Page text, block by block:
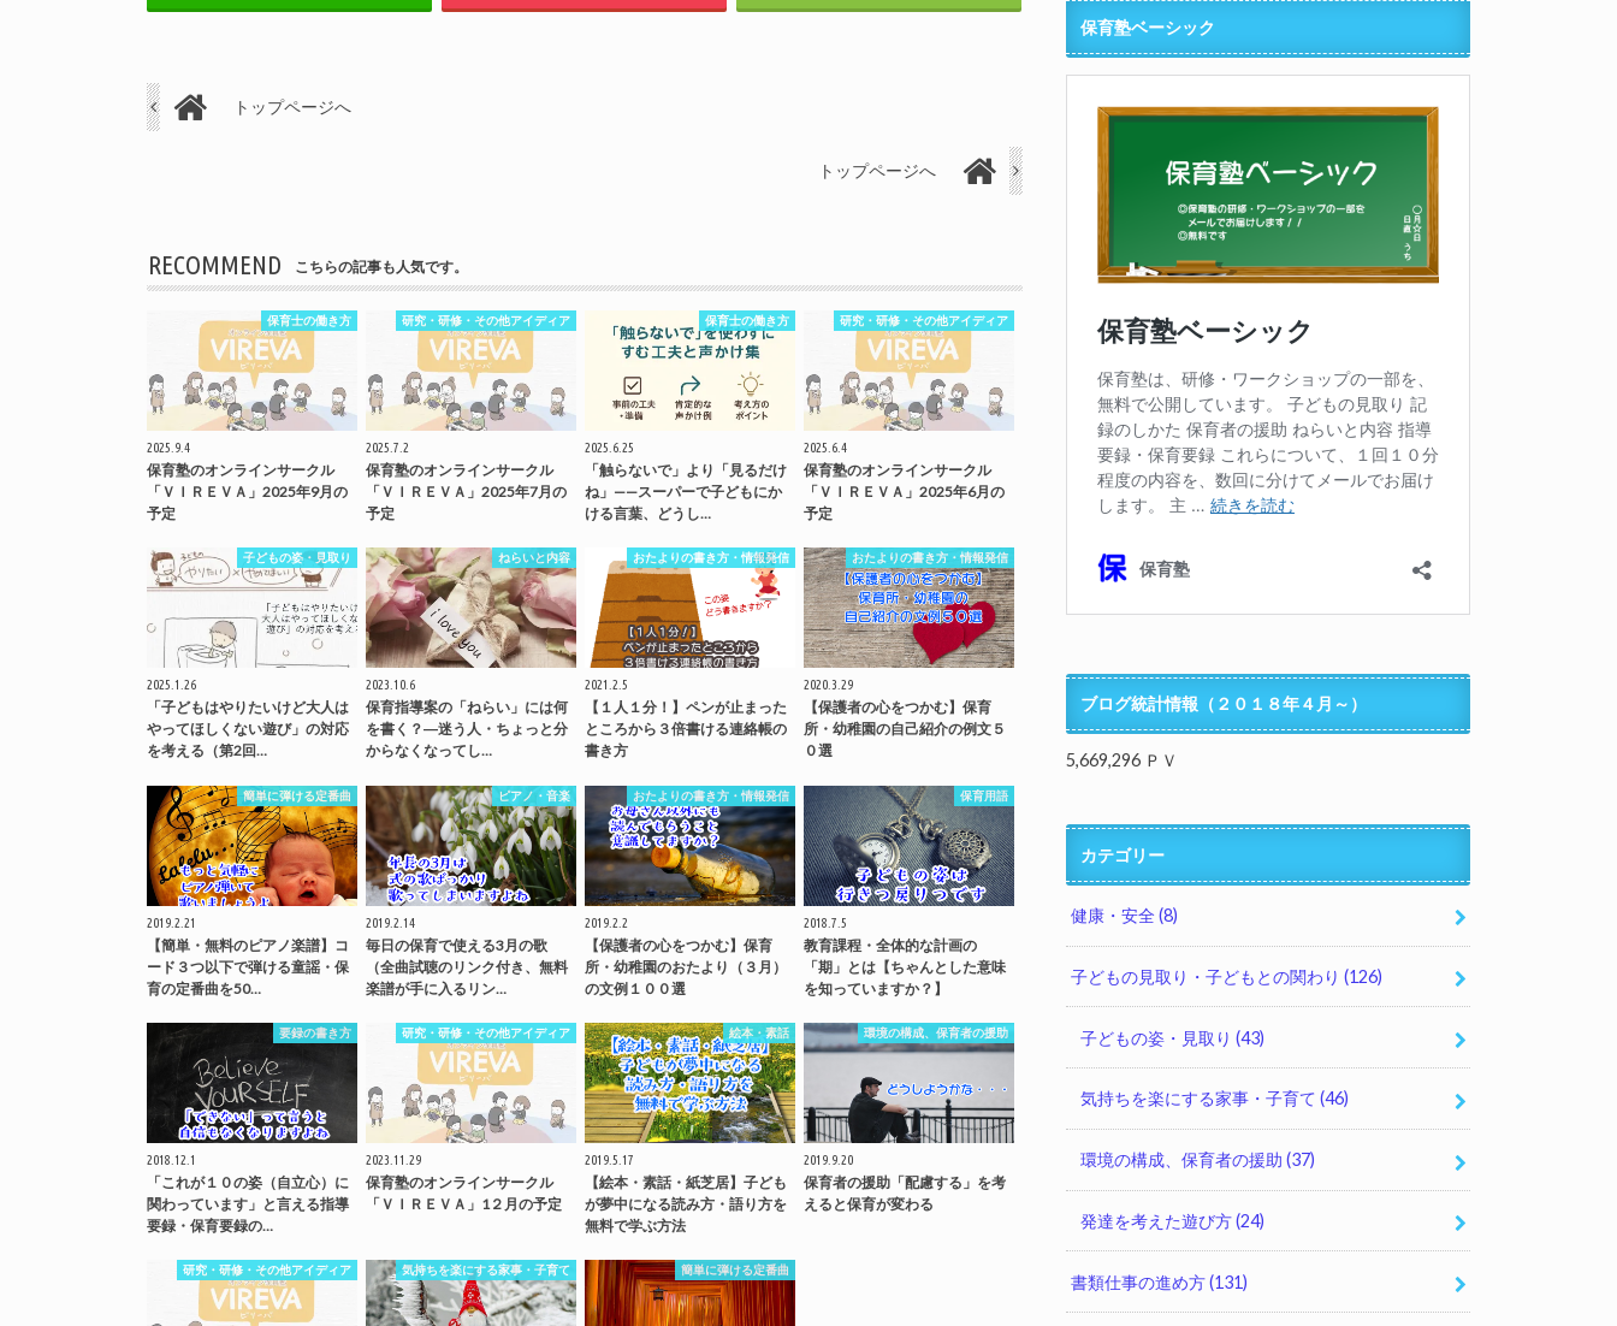
トップページへ
トップページへ
RECOMMEND こちらの記事も人気です。
保育士の働き方
2025.9.4
保育塾のオンラインサークル
「ＶＩＲＥＶＡ」2025年9月の
予定
研究・研修・その他アイディア
2025.7.2
保育塾のオンラインサークル
「ＶＩＲＥＶＡ」2025年7月の
予定
保育士の働き方
2025.6.25
「触らないで」より「見るだけ
ね」——スーパーで子どもにか
ける言葉、どうし…
研究・研修・その他アイディア
2025.6.4
保育塾のオンラインサークル
「ＶＩＲＥＶＡ」2025年6月の
予定
子どもの姿・見取り
2025.1.26
「子どもはやりたいけど大人は
やってほしくない遊び」の対応
を考える（第2回…
ねらいと内容
2023.10.6
保育指導案の「ねらい」には何
を書く？―迷う人・ちょっと分
からなくなってし…
おたよりの書き方・情報発信
2021.2.5
【１人１分！】ペンが止まった
ところから３倍書ける連絡帳の
書き方
おたよりの書き方・情報発信
2020.3.29
【保護者の心をつかむ】保育
所・幼稚園の自己紹介の例文５
０選
簡単に弾ける定番曲
2019.2.21
【簡単・無料のピアノ楽譜】コ
ード３つ以下で弾ける童謡・保
育の定番曲を50…
ピアノ・音楽
2019.2.14
毎日の保育で使える3月の歌
（全曲試聴のリンク付き、無料
楽譜が手に入るリン…
おたよりの書き方・情報発信
2019.2.2
【保護者の心をつかむ】保育
所・幼稚園のおたより（３月）
の文例１００選
保育用語
2018.7.5
教育課程・全体的な計画の
「期」とは【ちゃんとした意味
を知っていますか？】
要録の書き方
2018.12.1
「これが１０の姿（自立心）に
関わっています」と言える指導
要録・保育要録の…
研究・研修・その他アイディア
2023.11.29
保育塾のオンラインサークル
「ＶＩＲＥＶＡ」1２月の予定
絵本・素話
2019.5.17
【絵本・素話・紙芝居】子ども
が夢中になる読み方・語り方を
無料で学ぶ方法
環境の構成、保育者の援助
2019.9.20
保育者の援助「配慮する」を考
えると保育が変わる
研究・研修・その他アイディア 気持ちを楽にする家事・子育て 簡単に弾ける定番曲
保育塾ベーシック
ブログ統計情報（２０１８年４月～）
5,669,296 ＰＶ
カテゴリー
健康・安全(8)
子どもの見取り・子どもとの関わり(126)
子どもの姿・見取り (43)
気持ちを楽にする家事・子育て (46)
環境の構成、保育者の援助 (37)
発達を考えた遊び方(24)
書類仕事の進め方(131)